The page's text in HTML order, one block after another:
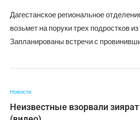
Дагестанское региональное
возьмет на поруки трех подростков
Запланированы встречи с
Новости
Неизвестные взорвали